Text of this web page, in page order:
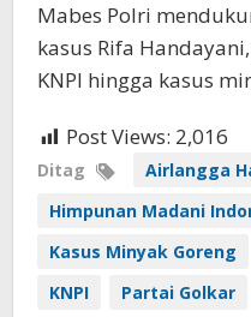
Mabes Polri
kasus Rifa
KNPI hingga kasus
Post Views: 2,016
Ditag
Airlangga
Himpunan Madani
Kasus Minyak Goreng
KNPI
Partai Golkar